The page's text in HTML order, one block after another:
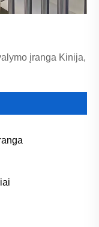
įranga Kinija,